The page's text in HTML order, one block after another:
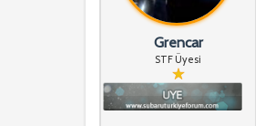
Grencar
STF Üyesi